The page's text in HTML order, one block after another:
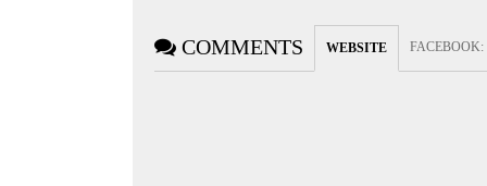
COMMENTS WEBSITE FACEBOOK: